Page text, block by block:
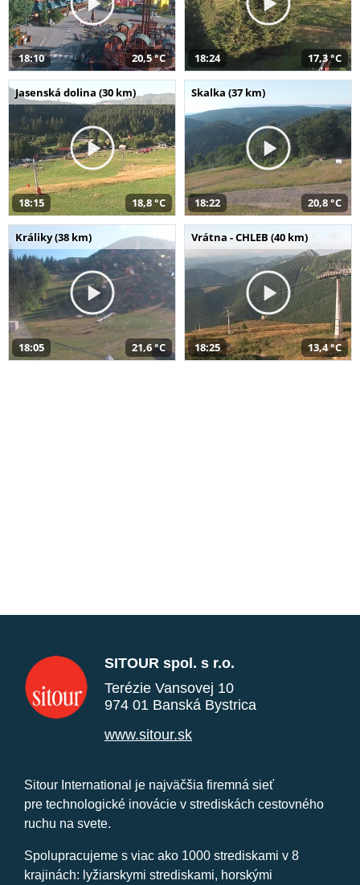
18:10 20,5 °C 18:24 17,3 °C
Jasenská dolina (30 km)
18:15 18,8 °C
Skalka (37 km)
18:22 20,8 °C
Králiky (38 km)
18:05 21,6 °C
Vrátna - CHLEB (40 km)
18:25 13,4 °C
SITOUR spol. s r.o.
Terézie Vansovej 10
974 01 Banská Bystrica
www.sitour.sk
Sitour International je najväčšia firemná sieť
pre technologické inovácie v strediskách cestovného
ruchu na svete.
Spolupracujeme s viac ako 1000 strediskami v 8
krajinách: lyžiarskymi strediskami, horskými